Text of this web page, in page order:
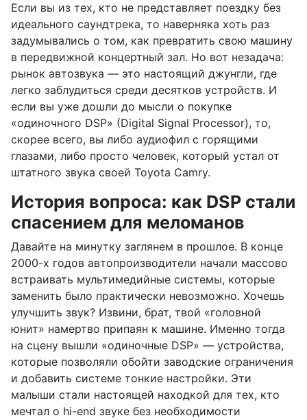
Если вы из тех, кто не представляет поездку без
идеального саундтрека, то наверняка хоть раз
задумывались о том, как превратить свою машину
в передвижной концертный зал. Но вот незадача:
рынок автозвука — это настоящий джунгли, где
легко заблудиться среди десятков устройств. И
если вы уже дошли до мысли о покупке
«одиночного DSP» (Digital Signal Processor), то,
скорее всего, вы либо аудиофил с горящими
глазами, либо просто человек, который устал от
штатного звука своей Toyota Camry.
История вопроса: как DSP стали
спасением для меломанов
Давайте на минутку заглянем в прошлое. В конце
2000-х годов автопроизводители начали массово
встраивать мультимедийные системы, которые
заменить было практически невозможно. Хочешь
улучшить звук? Извини, брат, твой «головной
юнит» намертво припаян к машине. Именно тогда
на сцену вышли «одиночные DSP» — устройства,
которые позволяли обойти заводские ограничения
и добавить системе тонкие настройки. Эти
малыши стали настоящей находкой для тех, кто
мечтал о hi-end звуке без необходимости